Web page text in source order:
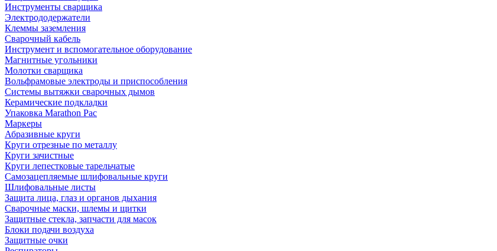
Инструменты сварщика
Электрододержатели
Клеммы заземления
Сварочный кабель
Инструмент и вспомогательное оборудование
Магнитные угольники
Молотки сварщика
Вольфрамовые электроды и приспособления
Системы вытяжки сварочных дымов
Керамические подкладки
Упаковка Marathon Pac
Маркеры
Абразивные круги
Круги отрезные по металлу
Круги зачистные
Круги лепестковые тарельчатые
Самозацепляемые шлифовальные круги
Шлифовальные листы
Защита лица, глаз и органов дыхания
Сварочные маски, шлемы и щитки
Защитные стекла, запчасти для масок
Блоки подачи воздуха
Защитные очки